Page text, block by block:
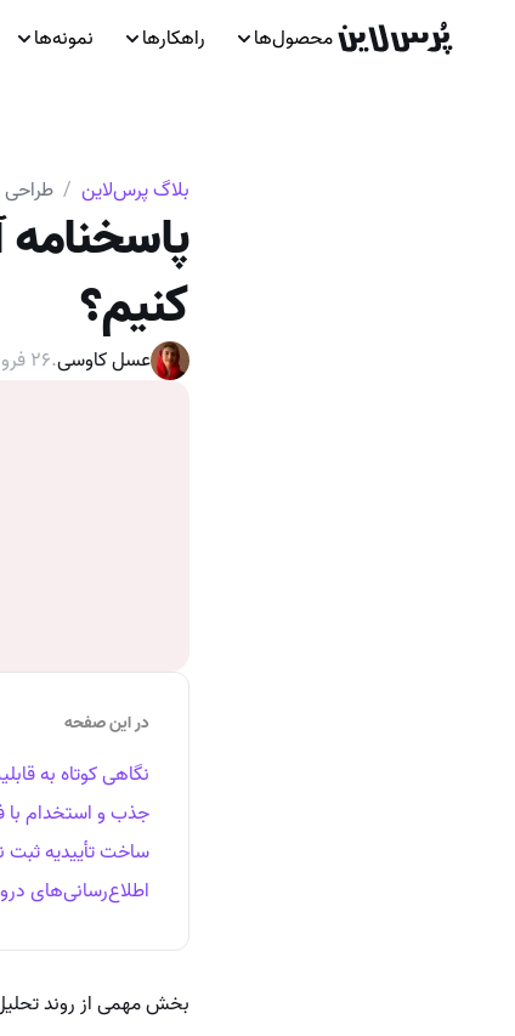
محصول‌ها راهکارها نمونه‌ها
بلاگ پرس‌لاین / طراحی
کنیم؟
عسل کاوسی.۲۶ فروردین ۱۴۰۳
در این صفحه
نگاهی کوتاه به
جذب و استخدام با
ساخت تأییدیه ثبت
اطلاع‌رسانی‌های
بخش مهمی از روند